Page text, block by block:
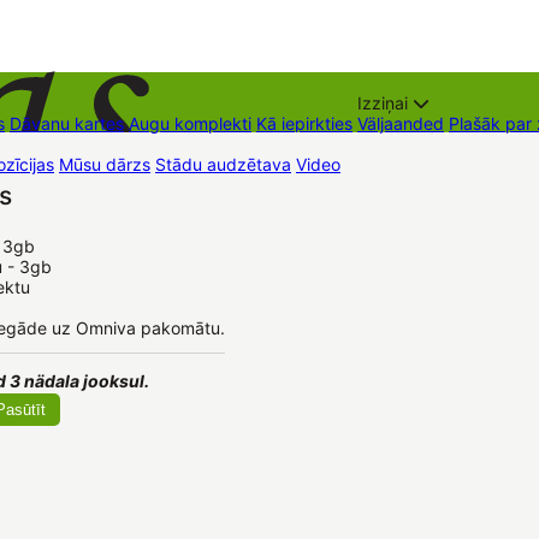
Dāvanu kartes Augu komplekti Kā iepirkties
Izziņai
Väljaanded Plašāk par
Mūsu dārzs Stādu audzētava Video
3gb
- 3gb
uz Omniva pakomātu.
3 nädala jooksul.